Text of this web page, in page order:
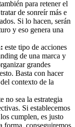
para retener el
de sonreír más e
Si lo hacen, serán
y eso genera una
este tipo de acciones
de una marca y
grandes
Basta con hacer
contexto de la
no sea la estrategia
Si establecemos
cumplen, es justo
forma, conseguiremos